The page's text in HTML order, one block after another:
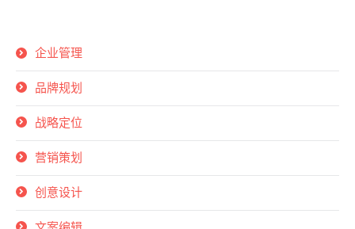
企业管理
品牌规划
战略定位
营销策划
创意设计